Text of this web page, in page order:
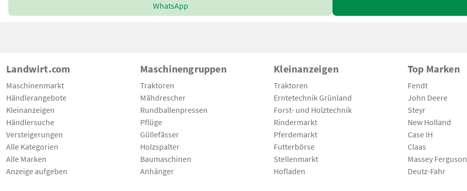
WhatsApp
Landwirt.com
Maschinenmarkt
Händlerangebote
Kleinanzeigen
Händlersuche
Versteigerungen
Alle Kategorien
Alle Marken
Anzeige aufgeben
Maschinengruppen
Traktoren
Mähdrescher
Rundballenpressen
Pflüge
Güllefässer
Holzspalter
Baumaschinen
Anhänger
Kleinanzeigen
Traktoren
Erntetechnik Grünland
Forst- und Holztechnik
Rindermarkt
Pferdemarkt
Futterbörse
Stellenmarkt
Hofladen
Top Marken
Fendt
John Deere
Steyr
New Holland
Case IH
Claas
Massey Ferguson
Deutz-Fahr